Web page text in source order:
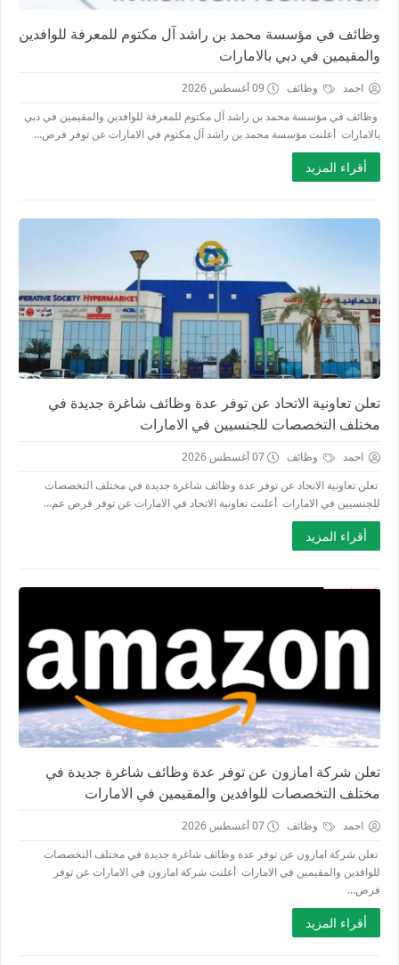
وظائف في مؤسسة محمد بن راشد آل مكتوم للمعرفة للوافدين
والمقيمين في دبي بالامارات
احمد وظائف
09 أغسطس 2026
وظائف في مؤسسة محمد بن راشد آل مكتوم للمعرفة للوافدين والمقيمين في دبي
بالامارات أعلنت مؤسسة محمد بن راشد آل مكتوم في الامارات عن توفر فرص...
أقراء المزيد
تعلن تعاونية الاتحاد عن توفر عدة وظائف شاغرة جديدة في
مختلف التخصصات للجنسيين في الامارات
احمد وظائف
07 أغسطس 2026
تعلن تعاونية الاتحاد عن توفر عدة وظائف شاغرة جديدة في مختلف التخصصات
للجنسيين في الامارات أعلنت تعاونية الاتحاد في الامارات عن توفر فرص عم...
أقراء المزيد
تعلن شركة امازون عن توفر عدة وظائف شاغرة جديدة في
مختلف التخصصات للوافدين والمقيمين في الامارات
احمد وظائف
07 أغسطس 2026
تعلن شركة امازون عن توفر عدة وظائف شاغرة جديدة في مختلف التخصصات
للوافدين والمقيمين في الامارات أعلنت ‏شركة امازون في الامارات عن توفر
فرص...
أقراء المزيد